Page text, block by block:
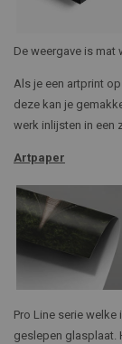
De weergave is mat
Als je een artprint
deze kan je
werk inlijsten in een
Artpaper
Pro Line serie
geslepen glasplaat.